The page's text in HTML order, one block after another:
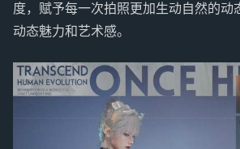
度，赋予每一次拍照更加生动自然的动
动态魅力和艺术感。